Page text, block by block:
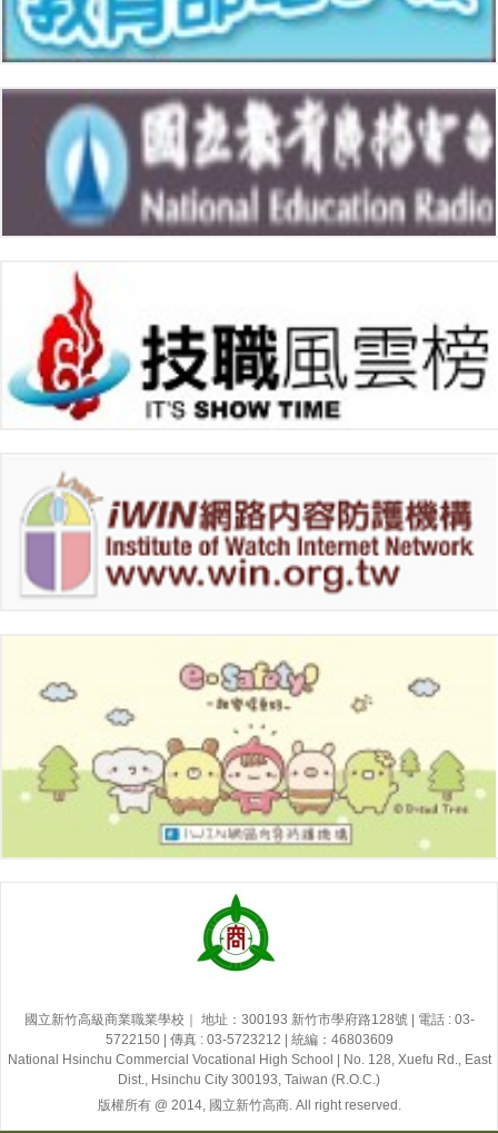
國立新竹高級商業職業學校｜ 地址：300193 新竹市學府路128號 | 電話 : 03-
5722150 | 傳真 : 03-5723212 | 統編：46803609
National Hsinchu Commercial Vocational High School | No. 128, Xuefu Rd., East
Dist., Hsinchu City 300193, Taiwan (R.O.C.)
版權所有 @ 2014, 國立新竹高商. All right reserved.